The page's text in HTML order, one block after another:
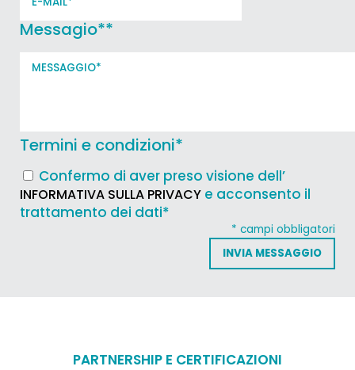
Messagio**
Termini e condizioni*
Confermo di aver preso visione dell’
INFORMATIVA SULLA PRIVACY e acconsento il
trattamento dei dati*
* campi obbligatori
PARTNERSHIP E CERTIFICAZIONI